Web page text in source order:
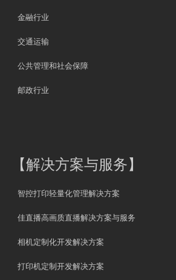
金融行业
交通运输
公共管理和社会保障
邮政行业
【解决方案与服务】
智控打印轻量化管理解决方案
佳直播高画质直播解决方案与服务
相机定制化开发解决方案
打印机定制开发解决方案